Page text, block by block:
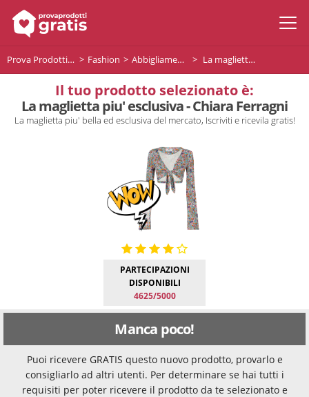
Prova Prodotti Gratis Fashion Abbigliamento Premium La maglietta piu' esclusiva - Chiara Ferragni
Il tuo prodotto selezionato è:
La maglietta piu' esclusiva - Chiara Ferragni
La maglietta piu' bella ed esclusiva del mercato, Iscriviti e ricevila gratis!
PARTECIPAZIONI
DISPONIBILI
4625/5000
Manca poco!
Puoi ricevere GRATIS questo nuovo prodotto, provarlo e
consigliarlo ad altri utenti. Per determinare se hai tutti i
requisiti per poter ricevere il prodotto da te selezionato e